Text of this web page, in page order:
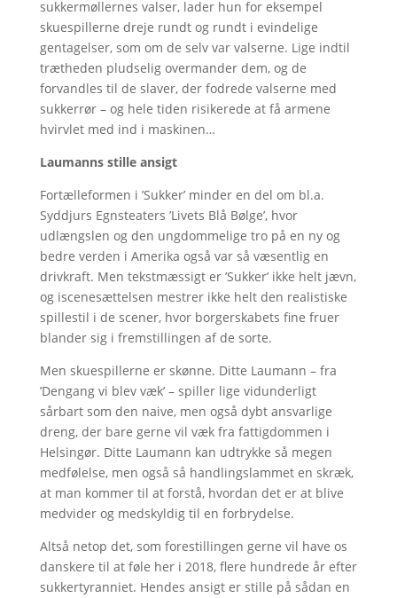
sukkermøllernes valser, lader hun for eksempel
skuespillerne dreje rundt og rundt i evindelige
gentagelser, som om de selv var valserne. Lige indtil
trætheden pludselig overmander dem, og de
forvandles til de slaver, der fodrede valserne med
sukkerrør – og hele tiden risikerede at få armene
hvirvlet med ind i maskinen…
Laumanns stille ansigt
Fortælleformen i ’Sukker’ minder en del om bl.a.
Syddjurs Egnsteaters ’Livets Blå Bølge’, hvor
udlængslen og den ungdommelige tro på en ny og
bedre verden i Amerika også var så væsentlig en
drivkraft. Men tekstmæssigt er ’Sukker’ ikke helt jævn,
og iscenesættelsen mestrer ikke helt den realistiske
spillestil i de scener, hvor borgerskabets fine fruer
blander sig i fremstillingen af de sorte.
Men skuespillerne er skønne. Ditte Laumann – fra
’Dengang vi blev væk’ – spiller lige vidunderligt
sårbart som den naive, men også dybt ansvarlige
dreng, der bare gerne vil væk fra fattigdommen i
Helsingør. Ditte Laumann kan udtrykke så megen
medfølelse, men også så handlingslammet en skræk,
at man kommer til at forstå, hvordan det er at blive
medvider og medskyldig til en forbrydelse.
Altså netop det, som forestillingen gerne vil have os
danskere til at føle her i 2018, flere hundrede år efter
sukkertyranniet. Hendes ansigt er stille på sådan en